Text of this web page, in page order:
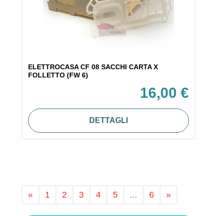
ELETTROCASA CF 08 SACCHI CARTA X
FOLLETTO (FW 6)
16,00 €
DETTAGLI
« 1 2 3 4 5 ... 6 »